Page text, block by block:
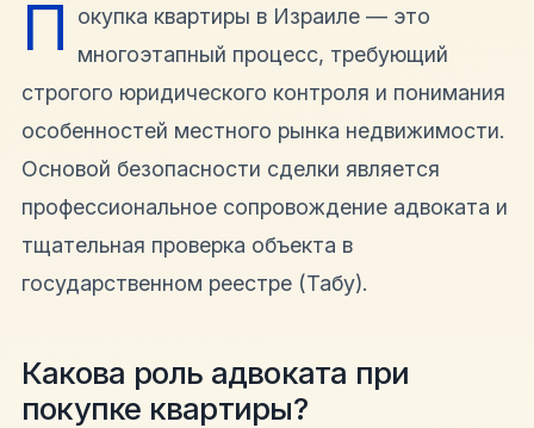
П
окупка квартиры в Израиле — это
многоэтапный процесс, требующий
строгого юридического контроля и понимания
особенностей местного рынка недвижимости.
Основой безопасности сделки является
профессиональное сопровождение адвоката и
тщательная проверка объекта в
государственном реестре (Табу).
Какова роль адвоката при
покупке квартиры?